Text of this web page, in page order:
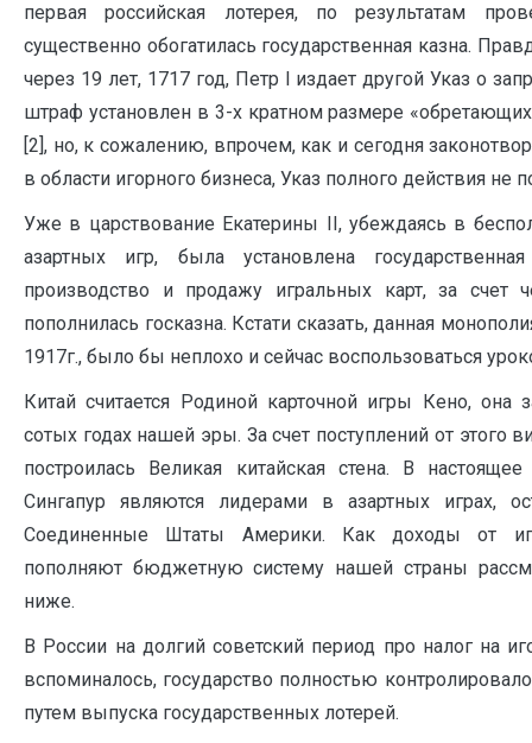
первая российская лотерея, по результатам
существенно обогатилась государственная казна.
через 19 лет, 1717 год, Петр I издает другой Указ о
штраф установлен в 3-х кратном размере
[2], но, к сожалению, впрочем, как и сегодня
в области игорного бизнеса, Указ полного действия не
Уже в царствование Екатерины II, убеждаясь в
азартных игр, была установлена
производство и продажу игральных карт, за счет
пополнилась госказна. Кстати сказать, данная
1917г., было бы неплохо и сейчас воспользоваться
Китай считается Родиной карточной игры Кено, она
сотых годах нашей эры. За счет поступлений от этого
построилась Великая китайская стена. В
Сингапур являются лидерами в азартных играх,
Соединенные Штаты Америки. Как доходы от
пополняют бюджетную систему нашей страны
ниже.
В России на долгий советский период про налог на
вспоминалось, государство полностью
путем выпуска государственных лотерей.